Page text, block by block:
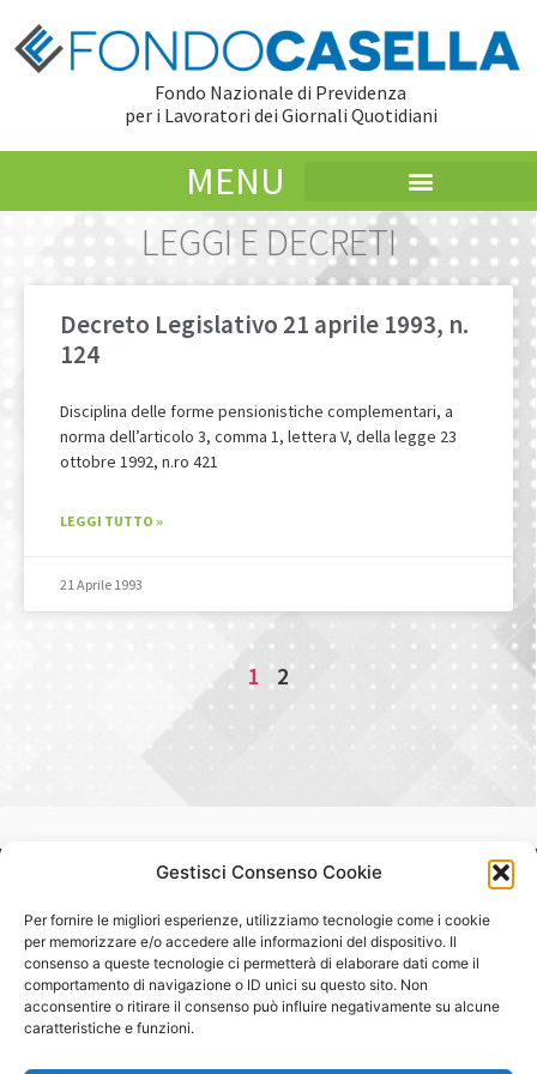
Gestisci Consenso Cookie
Per fornire le migliori esperienze, utilizziamo tecnologie come i cookie
per memorizzare e/o accedere alle informazioni del dispositivo. Il
consenso a queste tecnologie ci permetterà di elaborare dati come il
comportamento di navigazione o ID unici su questo sito. Non
acconsentire o ritirare il consenso può influire negativamente su alcune
caratteristiche e funzioni.
Fondo Nazionale di Previdenza
per i Lavoratori dei Giornali Quotidiani
MENU
LEGGI E DECRETI
Decreto Legislativo 21 aprile 1993, n.
124
Disciplina delle forme pensionistiche complementari, a
norma dell’articolo 3, comma 1, lettera V, della legge 23
ottobre 1992, n.ro 421
LEGGI TUTTO »
21 Aprile 1993
1 2
"Fiorenzo Casella"
Sede legale e operativa
Largo Amilcare Ponchielli n. 1, 00198 Roma